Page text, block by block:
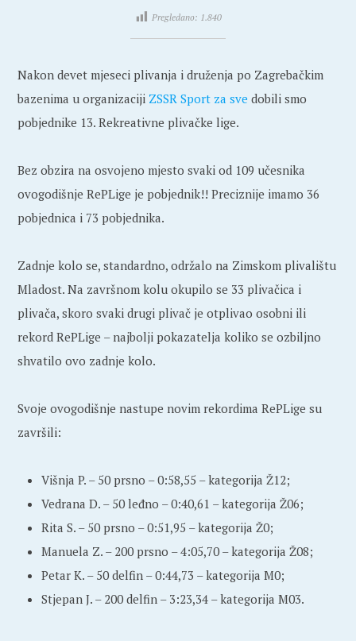
Pregledano: 1.840
Nakon devet mjeseci plivanja i druženja po Zagrebačkim
bazenima u organizaciji ZSSR Sport za sve dobili smo
pobjednike 13. Rekreativne plivačke lige.
Bez obzira na osvojeno mjesto svaki od 109 učesnika
ovogodišnje RePLige je pobjednik!! Preciznije imamo 36
pobjednica i 73 pobjednika.
Zadnje kolo se, standardno, održalo na Zimskom plivalištu
Mladost. Na završnom kolu okupilo se 33 plivačica i
plivača, skoro svaki drugi plivač je otplivao osobni ili
rekord RePLige – najbolji pokazatelja koliko se ozbiljno
shvatilo ovo zadnje kolo.
Svoje ovogodišnje nastupe novim rekordima RePLige su
završili:
Višnja P. – 50 prsno – 0:58,55 – kategorija Ž12;
Vedrana D. – 50 leđno – 0:40,61 – kategorija Ž06;
Rita S. – 50 prsno – 0:51,95 – kategorija Ž0;
Manuela Z. – 200 prsno – 4:05,70 – kategorija Ž08;
Petar K. – 50 delfin – 0:44,73 – kategorija M0;
Stjepan J. – 200 delfin – 3:23,34 – kategorija M03.